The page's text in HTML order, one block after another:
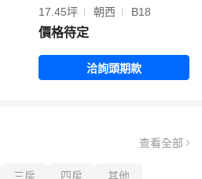
17.45坪 朝西 B18
價格待定
洽詢頭期款
查看全部
三房 四房 其他